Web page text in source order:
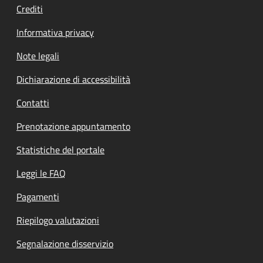
Crediti
Informativa privacy
Note legali
Dichiarazione di accessibilità
Contatti
Prenotazione appuntamento
Statistiche del portale
Leggi le FAQ
Pagamenti
Riepilogo valutazioni
Segnalazione disservizio